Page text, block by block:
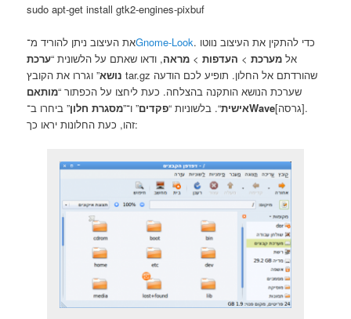
sudo apt-get install gtk2-engines-pixbuf
את העיצוב ניתן להוריד מ־Gnome-Look. כדי להתקין את העיצוב נווטו
אל מערכת> העדפות> מראה, ודאו שאתם על הלשונית “ערכת
נושא” וגררו את הקובץ tar.gz שהורדתם אל החלון. תופיע לכם הודעה
שערכת הנושא הותקנה בהצלחה. כעת ליחצו על הכפתור “מותאם
אישית“. בלשוניות “פקדים” ו־”מסגרת חלון” ביחרו ב־ Wave[גרסה].
זהו, כעת החלונות יראו כך: